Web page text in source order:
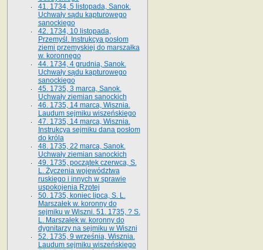
41. 1734, 5 listopada, Sanok.
Uchwały sądu kapturowego
sanockiego
42. 1734, 10 listopada,
Przemyśl. Instrukcya posłom
ziemi przemyskiej do marszałka
w. koronnego
44. 1734, 4 grudnia, Sanok.
Uchwały sądu kapturowego
sanockiego
45. 1735, 3 marca, Sanok.
Uchwały ziemian sanockich
46. 1735, 14 marca, Wisznia.
Laudum sejmiku wiszeńskiego
47. 1735, 14 marca, Wisznia.
Instrukcya sejmiku dana posłom
do króla
48. 1735, 22 marca, Sanok.
Uchwały ziemian sanockich
49. 1735, początek czerwca, S.
L. Życzenia województwa
ruskiego i innych w sprawie
uspokojenia Rzptej
50. 1735, koniec lipca, S. L.
Marszałek w. koronny do
sejmiku w Wiszni. 51. 1735, ? S.
L. Marszałek w. koronny do
dygnitarzy na sejmiku w Wiszni
52. 1735, 9 września, Wisznia.
Laudum sejmiku wiszeńskiego